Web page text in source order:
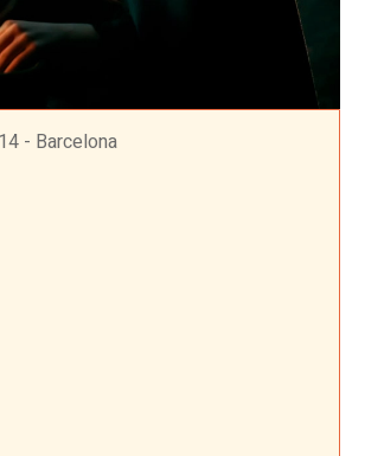
- Barcelona